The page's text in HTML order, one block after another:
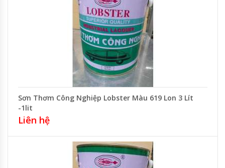
Sơn Thơm Công Nghiệp Lobster Màu 619 Lon 3 Lít
-1lit
Liên hệ